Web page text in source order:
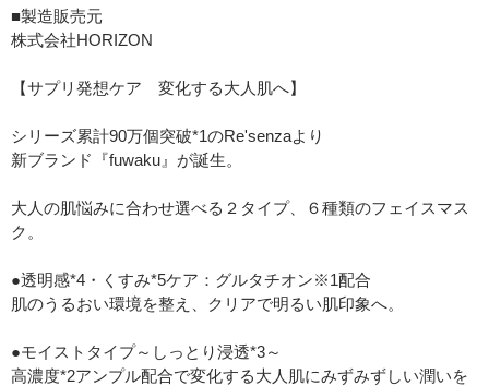
■製造販売元
株式会社HORIZON
【サプリ発想ケア 変化する大人肌へ】
シリーズ累計90万個突破*1のRe'senzaより
新ブランド『fuwaku』が誕生。
大人の肌悩みに合わせ選べる２タイプ、６種類のフェイスマス
ク。
●透明感*4・くすみ*5ケア：グルタチオン※1配合
肌のうるおい環境を整え、クリアで明るい肌印象へ。
●モイストタイプ～しっとり浸透*3～
高濃度*2アンプル配合で変化する大人肌にみずみずしい潤いを